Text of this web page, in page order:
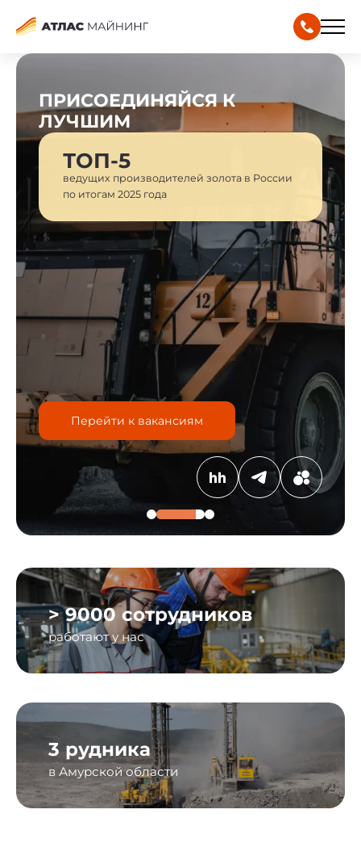
ПРИСОЕДИНЯЙСЯ К
ЛУЧШИМ
ТОП-5
ведущих производителей золота в России
по итогам 2025 года
Перейти к вакансиям
> 9000 сотрудников
работают у нас
3 рудника
в Амурской области